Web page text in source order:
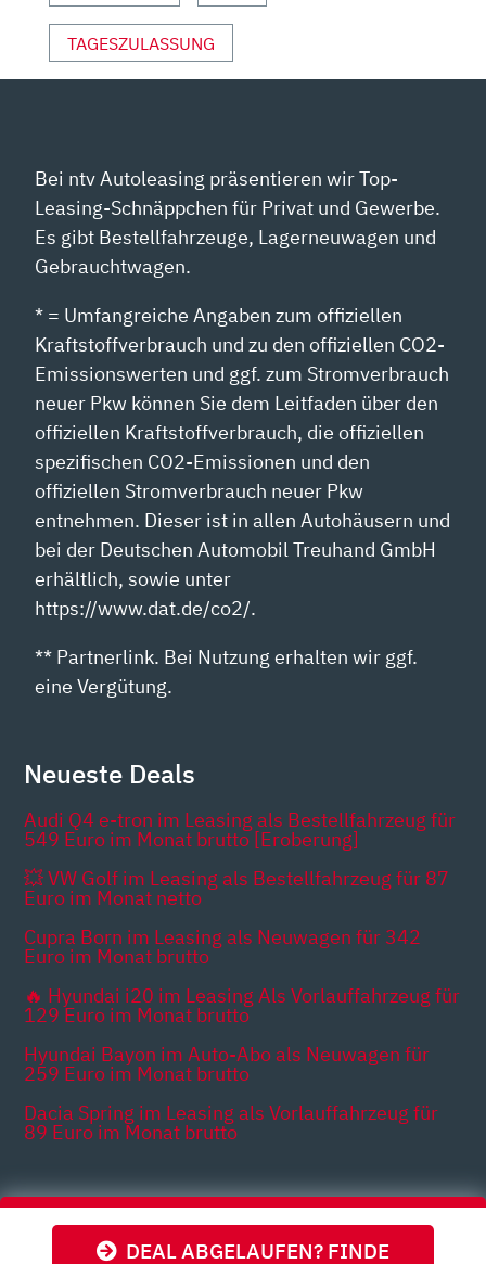
DEAL ABGELAUFEN? FINDE
TAGESZULASSUNG
Bei ntv Autoleasing präsentieren wir Top-
Leasing-Schnäppchen für Privat und Gewerbe.
Es gibt Bestellfahrzeuge, Lagerneuwagen und
Gebrauchtwagen.
* = Umfangreiche Angaben zum offiziellen
Kraftstoffverbrauch und zu den offiziellen CO2-
Emissionswerten und ggf. zum Stromverbrauch
neuer Pkw können Sie dem Leitfaden über den
offiziellen Kraftstoffverbrauch, die offiziellen
spezifischen CO2-Emissionen und den
offiziellen Stromverbrauch neuer Pkw
entnehmen. Dieser ist in allen Autohäusern und
bei der Deutschen Automobil Treuhand GmbH
erhältlich, sowie unter
https://www.dat.de/co2/.
** Partnerlink. Bei Nutzung erhalten wir ggf.
eine Vergütung.
Neueste Deals
Audi Q4 e-tron im Leasing als Bestellfahrzeug für
549 Euro im Monat brutto [Eroberung]
💥 VW Golf im Leasing als Bestellfahrzeug für 87
Euro im Monat netto
Cupra Born im Leasing als Neuwagen für 342
Euro im Monat brutto
🔥 Hyundai i20 im Leasing Als Vorlauffahrzeug für
129 Euro im Monat brutto
Hyundai Bayon im Auto-Abo als Neuwagen für
259 Euro im Monat brutto
Dacia Spring im Leasing als Vorlauffahrzeug für
89 Euro im Monat brutto